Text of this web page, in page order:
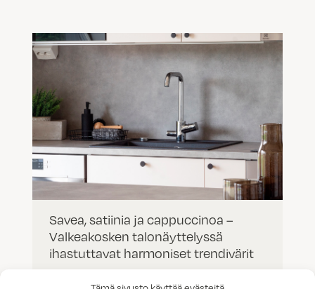
Savea, satiinia ja cappuccinoa –
Valkeakosken talonäyttelyssä
ihastuttavat harmoniset trendivärit